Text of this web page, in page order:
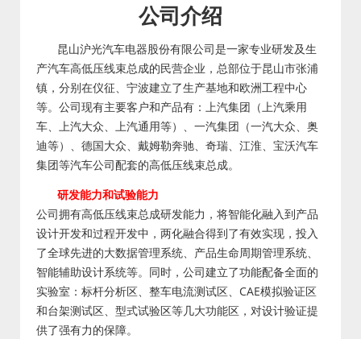
公司介绍
昆山沪光汽车电器股份有限公司是一家专业研发及生
产汽车高低压线束总成的民营企业，总部位于昆山市张浦
镇，分别在仪征、宁波建立了生产基地和欧洲工程中心
等。公司现有主要客户和产品有：上汽集团（上汽乘用
车、上汽大众、上汽通用等）、一汽集团（一汽大众、奥
迪等）、德国大众、戴姆勒奔驰、奇瑞、江淮、宝沃汽车
集团等汽车公司配套的高低压线束总成。
研发能力和试验能力
公司拥有高低压线束总成研发能力，将智能化融入到产品
设计开发和过程开发中，两化融合得到了有效实现，投入
了全球先进的大数据管理系统、产品生命周期管理系统、
智能辅助设计系统等。同时，公司建立了功能配备全面的
实验室：标杆分析区、整车电流测试区、CAE模拟验证区
和台架测试区、型式试验区等几大功能区，对设计验证提
供了强有力的保障。